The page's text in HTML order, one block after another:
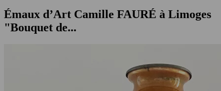
Émaux d’Art Camille FAURÉ à Limoges
"Bouquet de...